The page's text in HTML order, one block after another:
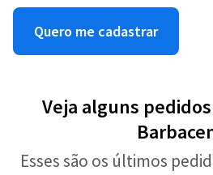
Quero me cadastrar
Veja alguns
Esses são os últimos